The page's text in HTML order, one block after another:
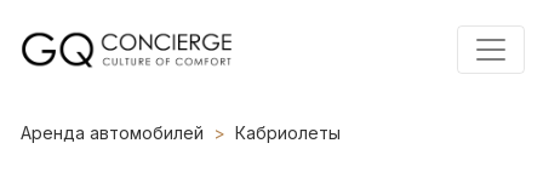
Аренда автомобилей Кабриолеты